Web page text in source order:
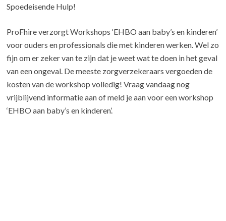
Spoedeisende Hulp!
ProFhire verzorgt Workshops ‘EHBO aan baby’s en kinderen’
voor ouders en professionals die met kinderen werken. Wel zo
fijn om er zeker van te zijn dat je weet wat te doen in het geval
van een ongeval. De meeste zorgverzekeraars vergoeden de
kosten van de workshop volledig! Vraag vandaag nog
vrijblijvend informatie aan of meld je aan voor een workshop
‘EHBO aan baby’s en kinderen’.